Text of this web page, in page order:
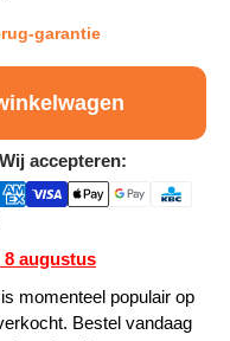
garantie
accepteren:
8 augustus
momenteel populair op
Bestel vandaag